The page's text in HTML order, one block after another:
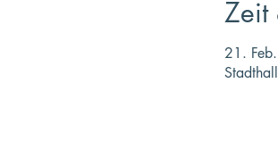
Zeit
21.